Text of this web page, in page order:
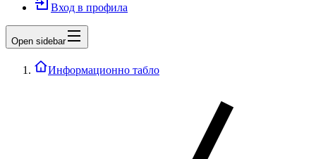
Вход в профила
Open sidebar
Информационно табло